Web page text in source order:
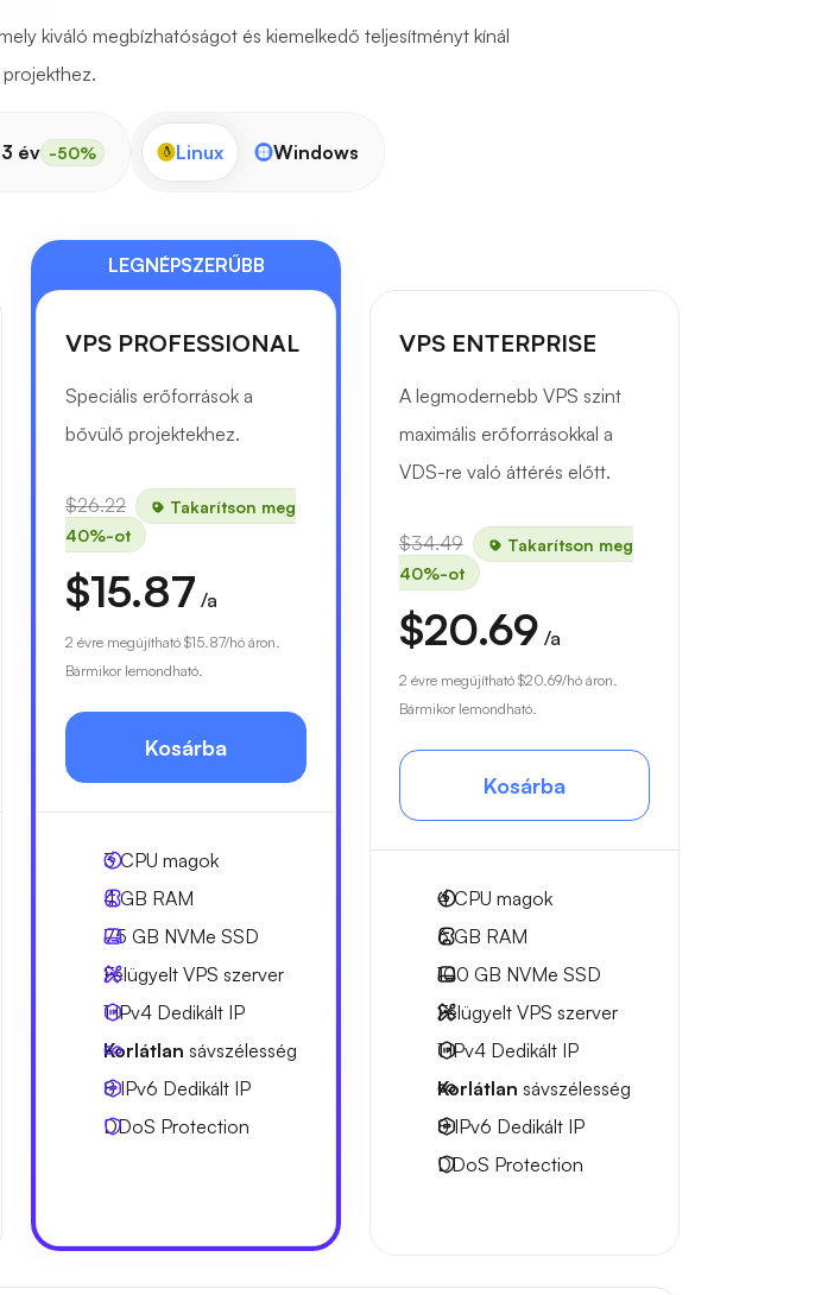
kiváló megbízhatóságot és kiemelkedő teljesítményt kínál
3 év -50% Linux Windows
LEGNÉPSZERŰBB
VPS PROFESSIONAL
Speciális erőforrások a
bővülő projektekhez.
$26.22
Takarítson meg
40%-ot
$15.87 /a
2 évre megújítható $15.87/hó áron.
Bármikor lemondható.
Kosárba
3CPU magok
4 GB RAM
75 GB NVMe SSD
Felügyelt VPS szerver
1 IPv4 Dedikált IP
Korlátlan sávszélesség
8 IPv6 Dedikált IP
DDoS Protection
VPS ENTERPRISE
A legmodernebb VPS szint
maximális erőforrásokkal a
VDS-re való áttérés előtt.
$34.49
Takarítson meg
40%-ot
$20.69 /a
2 évre megújítható $20.69/hó áron.
Bármikor lemondható.
Kosárba
4CPU magok
6 GB RAM
100 GB NVMe SSD
Felügyelt VPS szerver
1 IPv4 Dedikált IP
Korlátlan sávszélesség
8 IPv6 Dedikált IP
DDoS Protection